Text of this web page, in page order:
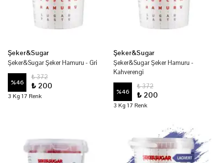
Şeker&Sugar
Şeker&Sugar Şeker Hamuru - Gri
%46
₺ 372
₺ 200
3 Kg 17 Renk
Şeker&Sugar
Şeker&Sugar Şeker Hamuru -
Kahverengi
%46
₺ 372
₺ 200
3 Kg 17 Renk